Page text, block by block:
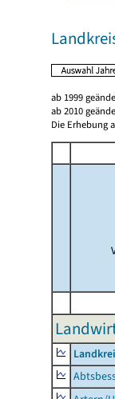
ab 1999
ab 2010
Die Erhebung